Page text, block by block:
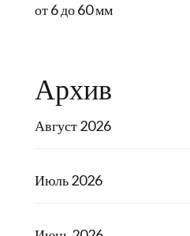
от 6 до 60 мм
Архив
Август 2026
Июль 2026